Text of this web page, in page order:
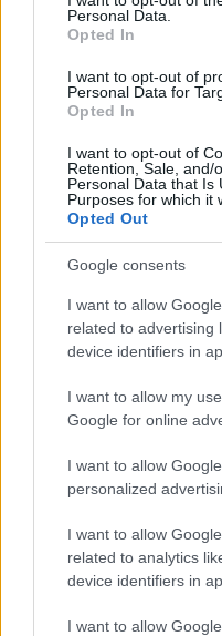
Personal Data.
Opted In
I want to opt-out of
Personal Data for
Opted In
I want to opt-out of
Retention, Sale, and/
Personal Data that Is
Purposes for which it
Opted Out
Google consents
I want to allow
related to advertising
device identifiers in
I want to allow my
Google for online
I want to allow
personalized
I want to allow
related to analytics
device identifiers in
I want to allow
Μετάλλιο για τον
Πανελλήνιο
Ελαστικά &